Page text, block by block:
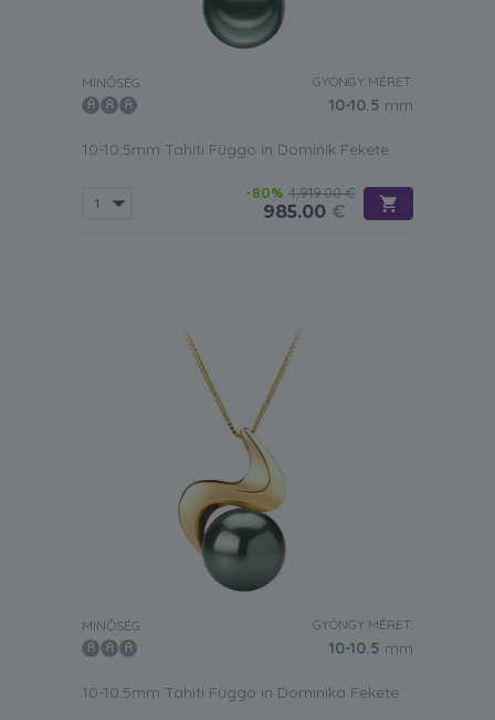
MINŐSÉG: GYÖNGY MÉRET:
10-10.5 mm
10-10.5mm Tahiti Függo in Dominik Fekete
-80% 4,919.00 €
985.00 €
MINŐSÉG: GYÖNGY MÉRET:
10-10.5 mm
10-10.5mm Tahiti Függo in Dominika Fekete